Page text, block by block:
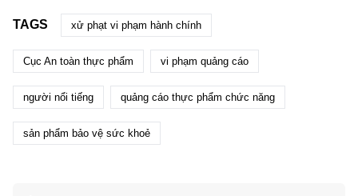
TAGS xử phạt vi phạm hành chính
Cục An toàn thực phẩm vi phạm quảng cáo
người nổi tiếng quảng cáo thực phẩm chức năng
sản phẩm bảo vệ sức khoẻ